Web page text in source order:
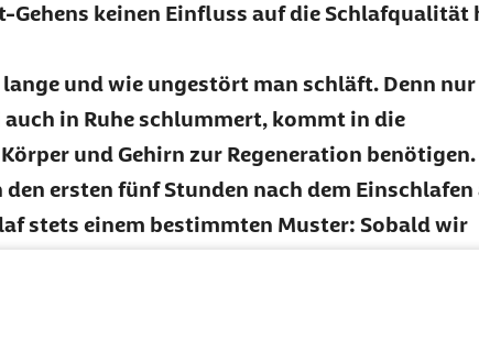
Gehens keinen Einfluss auf die Schlafqualität
und wie ungestört man schläft. Denn
in Ruhe schlummert, kommt in die
und Gehirn zur Regeneration
ersten fünf Stunden nach dem Einschlafen
stets einem bestimmten Muster: Sobald wir
Atmung, Herzschlag, Blutdruck und selbst
und äußere Reize werden vom Gehirn
halbe bis eine ganze Stunde später setzt